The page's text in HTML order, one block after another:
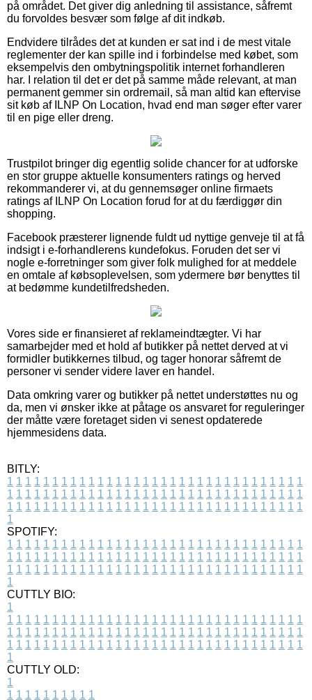
på området. Det giver dig anledning til assistance, såfremt
du forvoldes besvær som følge af dit indkøb.
Endvidere tilrådes det at kunden er sat ind i de mest vitale
reglementer der kan spille ind i forbindelse med købet, som
eksempelvis den ombytningspolitik internet forhandleren
har. I relation til det er det på samme måde relevant, at man
permanent gemmer sin ordremail, så man altid kan eftervise
sit køb af ILNP On Location, hvad end man søger efter varer
til en pige eller dreng.
Trustpilot bringer dig egentlig solide chancer for at udforske
en stor gruppe aktuelle konsumenters ratings og herved
rekommanderer vi, at du gennemsøger online firmaets
ratings af ILNP On Location forud for at du færdiggør din
shopping.
Facebook præsterer lignende fuldt ud nyttige genveje til at få
indsigt i e-forhandlerens kundefokus. Foruden det ser vi
nogle e-forretninger som giver folk mulighed for at meddele
en omtale af købsoplevelsen, som ydermere bør benyttes til
at bedømme kundetilfredsheden.
Vores side er finansieret af reklameindtægter. Vi har
samarbejder med et hold af butikker på nettet derved at vi
formidler butikkernes tilbud, og tager honorar såfremt de
personer vi sender videre laver en handel.
Data omkring varer og butikker på nettet understøttes nu og
da, men vi ønsker ikke at påtage os ansvaret for reguleringer
der måtte være foretaget siden vi senest opdaterede
hjemmesidens data.
BITLY:
1 1 1 1 1 1 1 1 1 1 1 1 1 1 1 1 1 1 1 1 1 1 1 1 1 1 1 1 1 1 1 1 1
1 1 1 1 1 1 1 1 1 1 1 1 1 1 1 1 1 1 1 1 1 1 1 1 1 1 1 1 1 1 1 1 1
1 1 1 1 1 1 1 1 1 1 1 1 1 1 1 1 1 1 1 1 1 1 1 1 1 1 1 1 1 1 1 1 1
1
SPOTIFY:
1 1 1 1 1 1 1 1 1 1 1 1 1 1 1 1 1 1 1 1 1 1 1 1 1 1 1 1 1 1 1 1 1
1 1 1 1 1 1 1 1 1 1 1 1 1 1 1 1 1 1 1 1 1 1 1 1 1 1 1 1 1 1 1 1 1
1 1 1 1 1 1 1 1 1 1 1 1 1 1 1 1 1 1 1 1 1 1 1 1 1 1 1 1 1 1 1 1 1
1
CUTTLY BIO:
1
1 1 1 1 1 1 1 1 1 1 1 1 1 1 1 1 1 1 1 1 1 1 1 1 1 1 1 1 1 1 1 1 1
1 1 1 1 1 1 1 1 1 1 1 1 1 1 1 1 1 1 1 1 1 1 1 1 1 1 1 1 1 1 1 1 1
1 1 1 1 1 1 1 1 1 1 1 1 1 1 1 1 1 1 1 1 1 1 1 1 1 1 1 1 1 1 1 1 1
1
CUTTLY OLD:
1
1 1 1 1 1 1 1 1 1 1